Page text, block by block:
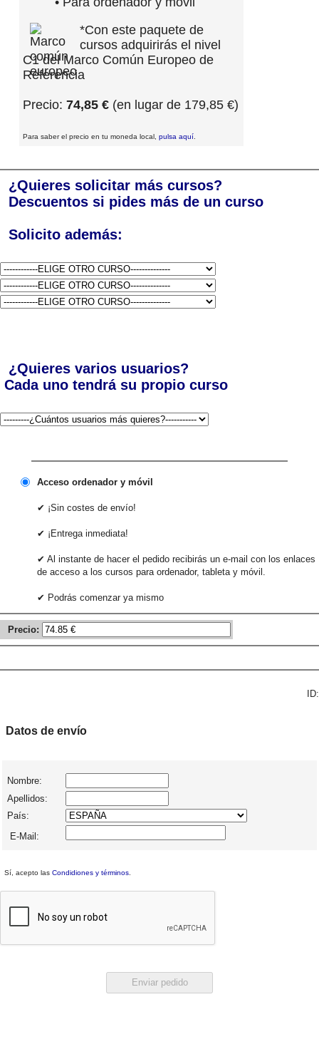
*Con este paquete de
cursos adquirirás el nivel
C1 del Marco Común Europeo de
Referencia
Precio: 74,85 € (en lugar de 179,85 €)
Para saber el precio en tu moneda local, pulsa aquí
¿Quieres solicitar más cursos?
Descuentos si pides más de un curso
Solicito además:
¿Quieres varios usuarios?
Cada uno tendrá su propio curso
Acceso ordenador y móvil
✔ ¡Sin costes de envío!
✔ ¡Entrega inmediata!
✔ Al instante de hacer el pedido recibirás un e-mail con los enlaces
de acceso a los cursos para ordenador, tableta y móvil.
✔ Podrás comenzar ya mismo
Precio:
ID:
Datos de envío
Nombre:
Apellidos:
País:
E-Mail:
Sí, acepto las Condidiones y términos